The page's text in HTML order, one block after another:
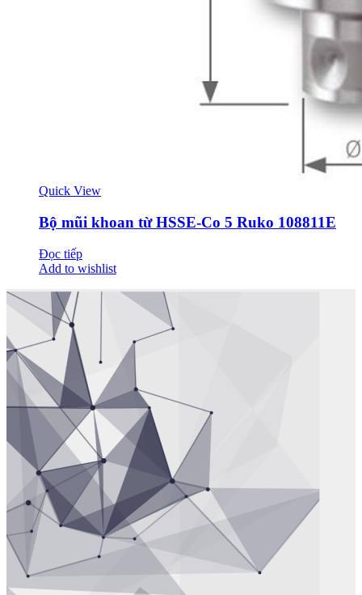
Quick View
Bộ mũi khoan từ HSSE-Co 5 Ruko 108811E
Đọc tiếp
Add to wishlist